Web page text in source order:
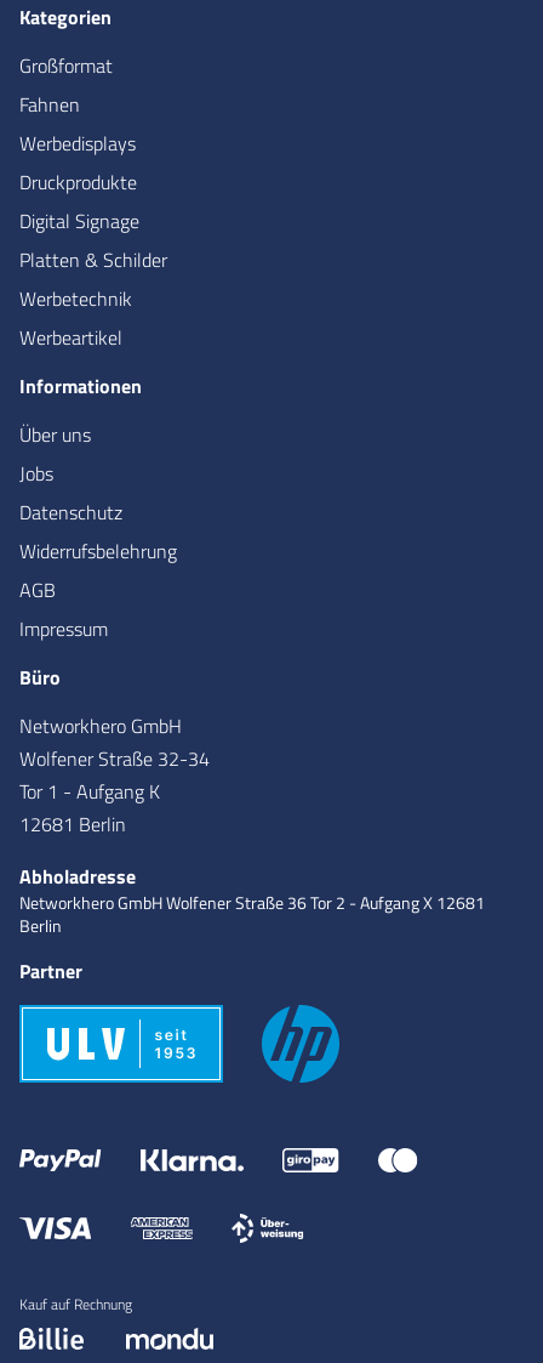
Kategorien
Großformat
Fahnen
Werbedisplays
Druckprodukte
Digital Signage
Platten & Schilder
Werbetechnik
Werbeartikel
Informationen
Über uns
Jobs
Datenschutz
Widerrufsbelehrung
AGB
Impressum
Büro
Networkhero GmbH
Wolfener Straße 32-34
Tor 1 - Aufgang K
12681 Berlin
Abholadresse
Networkhero GmbHWolfener Straße 36Tor 2 - Aufgang X12681
Berlin
Partner
Kauf auf Rechnung